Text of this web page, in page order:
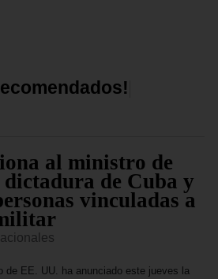
ecomend ad os!
al ministro de
dictadura de Cuba y
vinculadas a
de EE. UU. ha anunciado este jueves la